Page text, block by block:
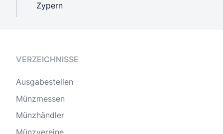
Zypern
VERZEICHNISSE
Ausgabestellen
Münzmessen
Münzhändler
Münzvereine